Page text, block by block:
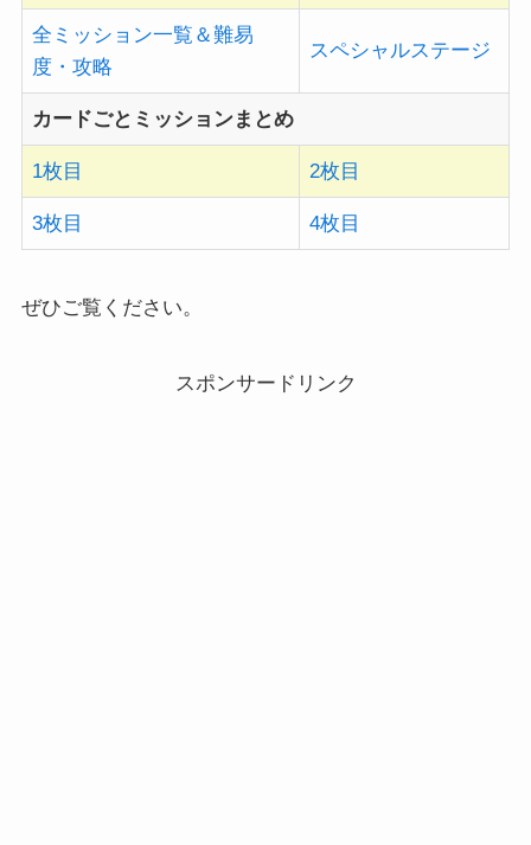
全ミッション一覧＆難易
度・攻略
スペシャルステージ
カードごとミッションまとめ
1枚目 2枚目
3枚目 4枚目
ぜひご覧ください。
スポンサードリンク